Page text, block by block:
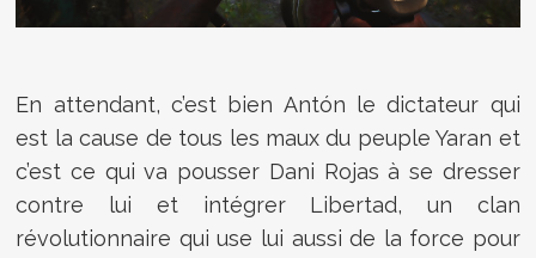
En attendant, c’est bien Antón le dictateur qui
est la cause de tous les maux du peuple Yaran et
c’est ce qui va pousser Dani Rojas à se dresser
contre lui et intégrer Libertad, un clan
révolutionnaire qui use lui aussi de la force pour